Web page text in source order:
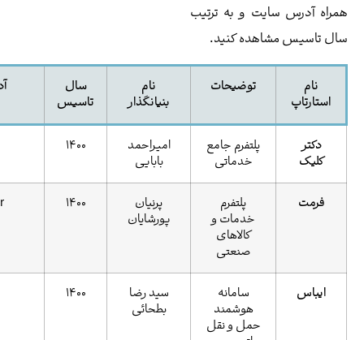
و به ترتیب
کنید.
توضیحات
نام
تاسیس
آدرس سایت
پلتفرم جامع
خدماتی
امیراحمد
بابایی
1400
drklik.ir
پلتفرم
پرنیان
پورشایان
1400
formmat.ir
سامانه
سید رضا
بطحائی
1400
ebus.ir